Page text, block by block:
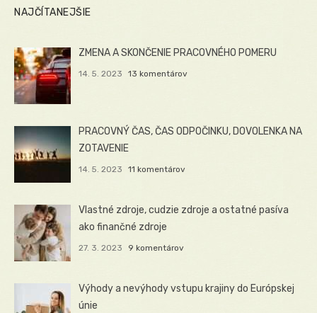
NAJČÍTANEJŠIE
ZMENA A SKONČENIE PRACOVNÉHO POMERU
14. 5. 2023 13 komentárov
PRACOVNÝ ČAS, ČAS ODPOČINKU, DOVOLENKA NA
ZOTAVENIE
14. 5. 2023 11 komentárov
Vlastné zdroje, cudzie zdroje a ostatné pasíva
ako finančné zdroje
27. 3. 2023 9 komentárov
Výhody a nevýhody vstupu krajiny do Európskej
únie